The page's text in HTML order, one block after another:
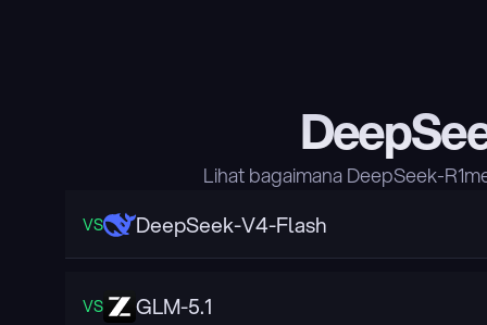
Lihat bagaimana DeepSeek-
VS DeepSeek-V4-Flash
VS GLM-5.1